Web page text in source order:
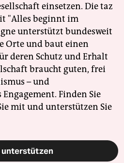
einsetzen. Die taz
"Alles beginnt im
unterstützt bundesweit
Orte und baut einen
deren Schutz und Erhalt
braucht guten, frei
– und
Finden Sie
mit und unterstützen Sie